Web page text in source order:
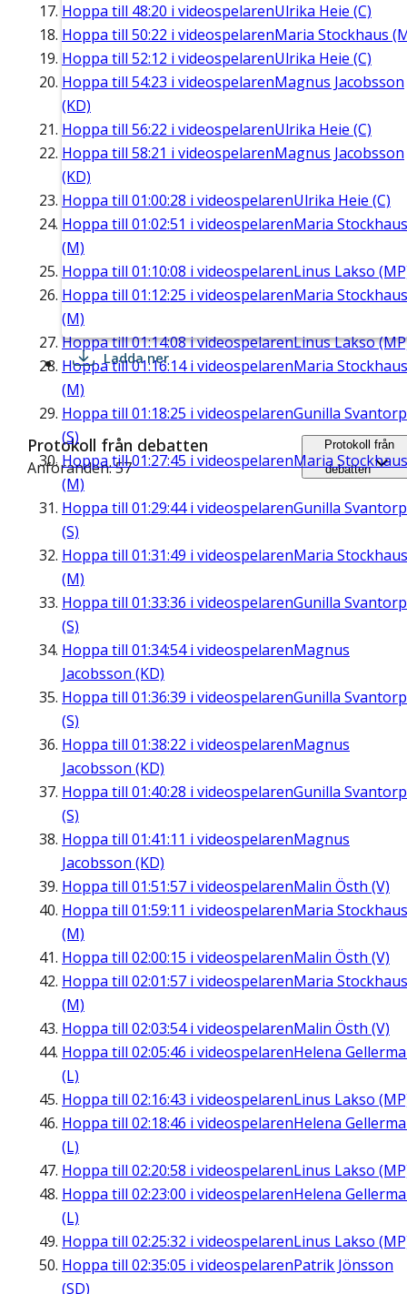
Hoppa till 48:20 i videospelarenUlrika Heie (C)
Hoppa till 50:22 i videospelarenMaria Stockhaus
Hoppa till 52:12 i videospelarenUlrika Heie (C)
Hoppa till 54:23 i videospelarenMagnus Jacobsson
(KD)
Hoppa till 56:22 i videospelarenUlrika Heie (C)
Hoppa till 58:21 i videospelarenMagnus Jacobsson
(KD)
Hoppa till 01:00:28 i videospelarenUlrika Heie (C)
Hoppa till 01:02:51 i videospelarenMaria Stockhaus
(M)
Hoppa till 01:10:08 i videospelarenLinus Lakso
Hoppa till 01:12:25 i videospelarenMaria Stockhaus
(M)
Hoppa till01:14:08i videospelarenLinus Lakso
Hoppa till01:16:14i videospelarenMaria Stockhaus
(M)
Hoppa till 01:18:25 i videospelarenGunilla Svantorp
(S)
Hoppa till01:27:45 i videospelarenMaria Stockhaus
(M)
Hoppa till 01:29:44i videospelarenGunilla Svantorp
(S)
Hoppa till 01:31:49 i videospelarenMaria Stockhaus
(M)
Hoppa till 01:33:36 i videospelarenGunilla Svantorp
(S)
Hoppa till 01:34:54i videospelarenMagnus
Jacobsson (KD)
Hoppa till 01:36:39 i videospelarenGunilla Svantorp
(S)
Hoppa till 01:38:22 i videospelarenMagnus
Jacobsson (KD)
Hoppa till 01:40:28 i videospelarenGunilla Svantorp
(S)
Hoppa till 01:41:11 i videospelarenMagnus
Jacobsson (KD)
Hoppa till 01:51:57 i videospelarenMalin Östh (V)
Hoppa till 01:59:11 i videospelarenMaria Stockhaus
(M)
Hoppa till 02:00:15 i videospelarenMalin Östh (V)
Hoppa till 02:01:57 i videospelarenMaria Stockhaus
(M)
Hoppa till 02:03:54i videospelarenMalin Östh (V)
Hoppa till 02:05:46 i videospelarenHelena
(L)
Hoppa till 02:16:43 i videospelarenLinus Lakso
Hoppa till 02:18:46 i videospelarenHelena
(L)
Hoppa till 02:20:58 i videospelarenLinus Lakso
Hoppa till 02:23:00 i videospelarenHelena
(L)
Hoppa till 02:25:32 i videospelarenLinus Lakso
Hoppa till 02:35:05 i videospelarenPatrik Jönsson
(SD)
Ladda ner
Protokoll från debatten
Anföranden: 57
Protokoll från
debatten